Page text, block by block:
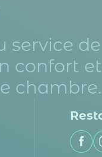
service
confort
chambre.